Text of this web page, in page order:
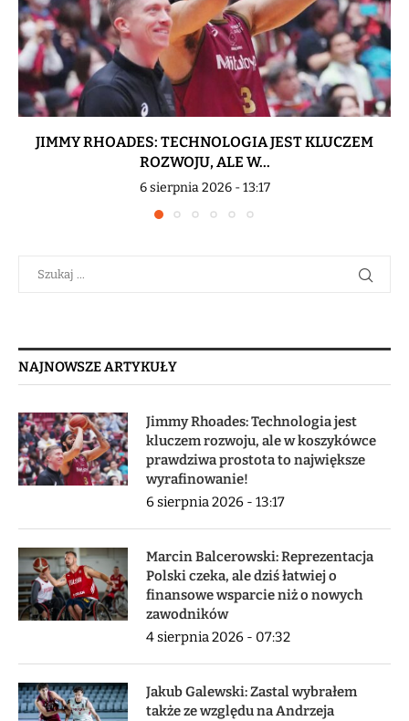
JIMMY RHOADES: TECHNOLOGIA JEST KLUCZEM
ROZWOJU, ALE W...
6 sierpnia 2026 - 13:17
NAJNOWSZE ARTYKUŁY
Jimmy Rhoades: Technologia jest
kluczem rozwoju, ale w koszykówce
prawdziwa prostota to największe
wyrafinowanie!
6 sierpnia 2026 - 13:17
Marcin Balcerowski: Reprezentacja
Polski czeka, ale dziś łatwiej o
finansowe wsparcie niż o nowych
zawodników
4 sierpnia 2026 - 07:32
Jakub Galewski: Zastal wybrałem
także ze względu na Andrzeja